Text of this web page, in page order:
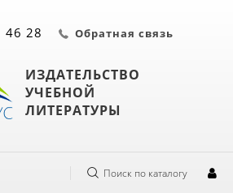
ИЗДАТЕЛЬСТВО
УЧЕБНОЙ
ЛИТЕРАТУРЫ
46 28 Обратная связь
Поиск по каталогу